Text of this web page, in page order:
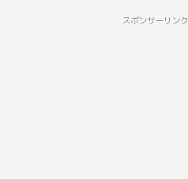
スポンサーリンク